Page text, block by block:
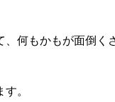
何もかもが面倒く
。